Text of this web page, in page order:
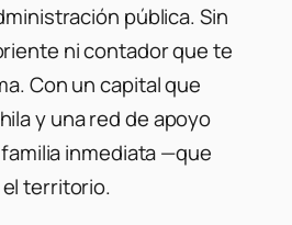
pública. Sin
ni contador que te
Con un capital que
y una red de apoyo
inmediata —que
territorio.